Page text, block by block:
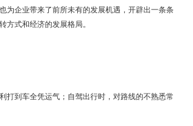
为企业带来了前所未有的发展机遇，开辟出一条条
式和经济的发展格局。
打到车全凭运气；自驾出行时，对路线的不熟悉常